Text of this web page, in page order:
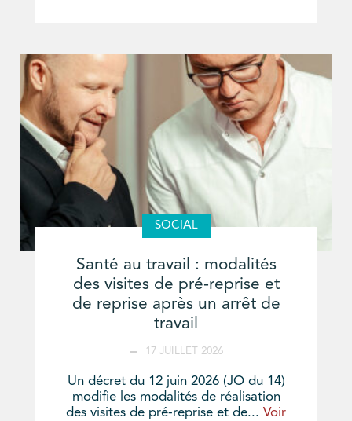
SOCIAL
Santé au travail : modalités
des visites de pré-reprise et
de reprise après un arrêt de
travail
17 JUILLET 2026
Un décret du 12 juin 2026 (JO du 14)
modifie les modalités de réalisation
des visites de pré-reprise et de... Voir